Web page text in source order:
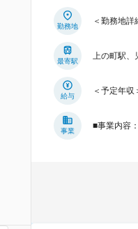
勤務地
＜勤務地
最寄駅
上の町駅
給与
＜予定年
事業
■事業内容